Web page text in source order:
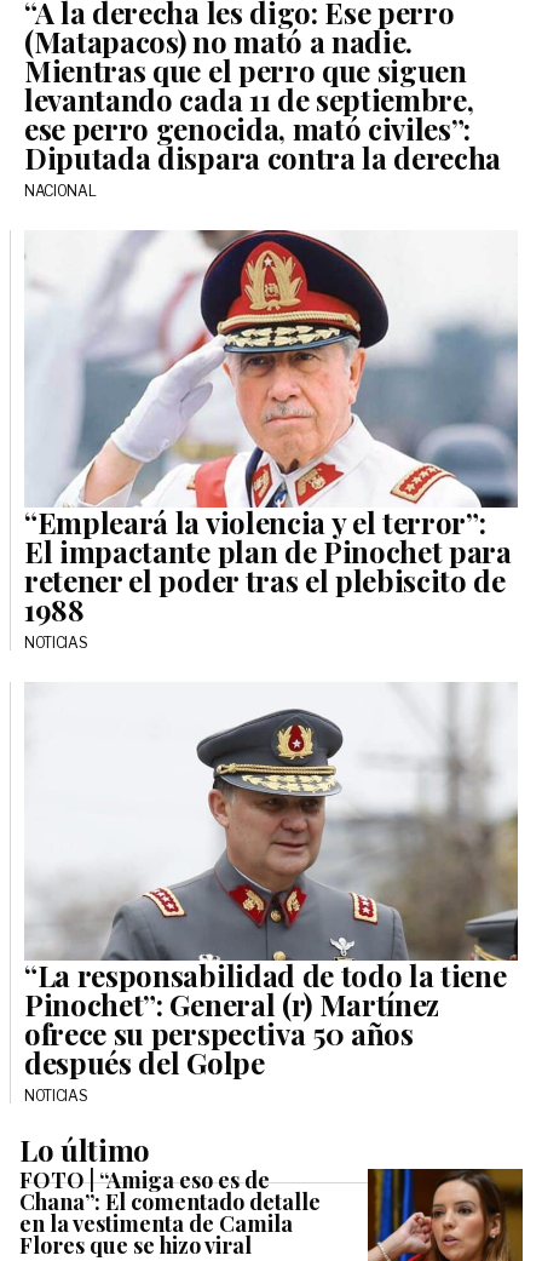
“A la derecha les digo: Ese perro
(Matapacos) no mató a nadie.
Mientras que el perro que siguen
levantando cada 11 de septiembre,
ese perro genocida, mató civiles”:
Diputada dispara contra la derecha
NACIONAL
“Empleará la violencia y el terror”:
El impactante plan de Pinochet para
retener el poder tras el plebiscito de
1988
NOTICIAS
“La responsabilidad de todo la tiene
Pinochet”: General (r) Martínez
ofrece su perspectiva 50 años
después del Golpe
NOTICIAS
Lo último
FOTO | “Amiga eso es de
Chana”: El comentado detalle
en la vestimenta de Camila
Flores que se hizo viral